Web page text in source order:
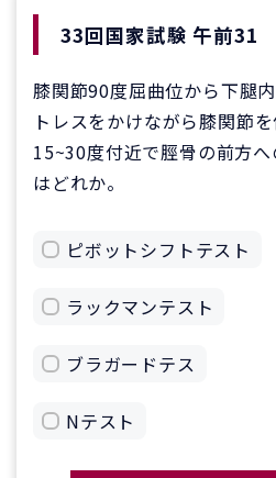
33回国家試験 午前31
膝関節90度屈曲位から下腿
トレスをかけながら膝関節
15~30度付近で脛骨の前方
はどれか。
ピボットシフトテスト
ラックマンテスト
ブラガードテス
Nテスト